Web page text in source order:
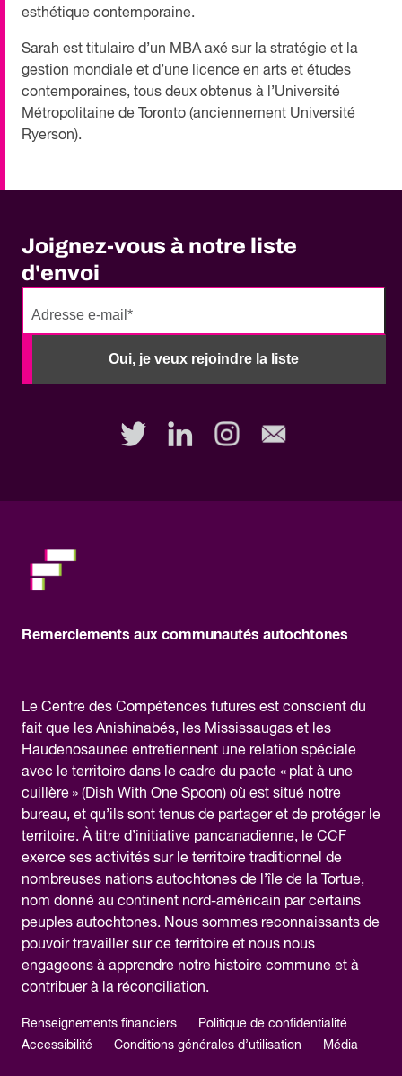
esthétique contemporaine.
Sarah est titulaire d’un MBA axé sur la stratégie et la
gestion mondiale et d’une licence en arts et études
contemporaines, tous deux obtenus à l’Université
Métropolitaine de Toronto (anciennement Université
Ryerson).
Joignez-vous à notre liste
d'envoi
Oui, je veux rejoindre la liste
No
fill
Remerciements aux communautés autochtones
Le Centre des Compétences futures est conscient du
fait que les Anishinabés, les Mississaugas et les
Haudenosaunee entretiennent une relation spéciale
avec le territoire dans le cadre du pacte « plat à une
cuillère » (Dish With One Spoon) où est situé notre
bureau, et qu’ils sont tenus de partager et de protéger le
territoire. À titre d’initiative pancanadienne, le CCF
exerce ses activités sur le territoire traditionnel de
nombreuses nations autochtones de l’île de la Tortue,
nom donné au continent nord-américain par certains
peuples autochtones. Nous sommes reconnaissants de
pouvoir travailler sur ce territoire et nous nous
engageons à apprendre notre histoire commune et à
contribuer à la réconciliation.
Renseignements financiers
Politique de confidentialité
Accessibilité
Conditions générales d’utilisation Média